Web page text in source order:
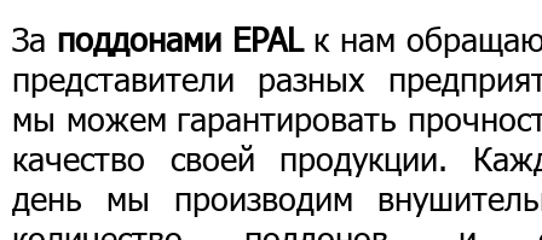
За поддонами EPALк нам
представители разных
мы можем гарантировать
качество своей продукции.
день мы производим